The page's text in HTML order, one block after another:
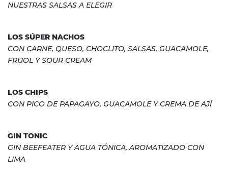
NUESTRAS SALSAS A ELEGIR
LOS SÚPER NACHOS
CON CARNE, QUESO, CHOCLITO, SALSAS, GUACAMOLE,
FRIJOL Y SOUR CREAM
LOS CHIPS
CON PICO DE PAPAGAYO, GUACAMOLE Y CREMA DE AJÍ
GIN TONIC
GIN BEEFEATER Y AGUA TÓNICA, AROMATIZADO CON
LIMA